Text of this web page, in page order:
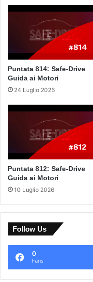
Puntata 814: Safe-Drive
Guida ai Motori
24 Luglio 2026
Puntata 812: Safe-Drive
Guida ai Motori
10 Luglio 2026
Follow Us
0
Fans